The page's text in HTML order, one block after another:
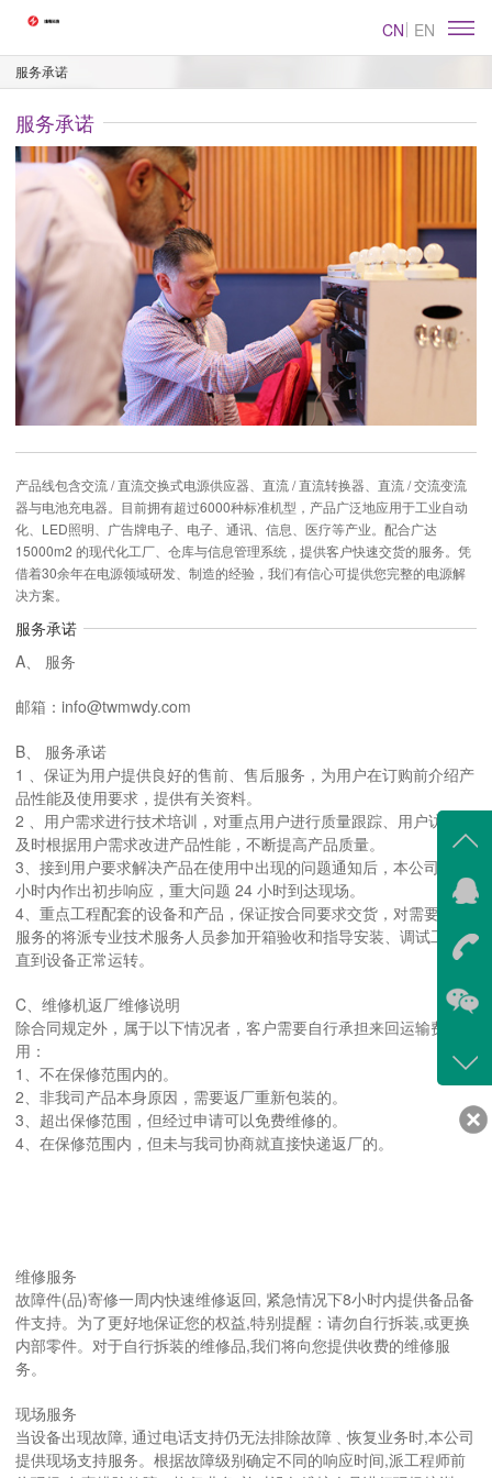
CN EN
服务承诺
服务承诺
产品线包含交流 / 直流交换式电源供应器、直流 / 直流转换器、直流 / 交流变流
器与电池充电器。目前拥有超过6000种标准机型，产品广泛地应用于工业自动
化、LED照明、广告牌电子、电子、通讯、信息、医疗等产业。配合广达
15000m2 的现代化工厂、仓库与信息管理系统，提供客户快速交货的服务。凭
借着30余年在电源领域研发、制造的经验，我们有信心可提供您完整的电源解
决方案。
服务承诺
A、 服务
邮箱：info@twmwdy.com
B、 服务承诺
1 、保证为用户提供良好的售前、售后服务，为用户在订购前介绍产
品性能及使用要求，提供有关资料。
2 、用户需求进行技术培训，对重点用户进行质量跟踪、用户访问，
及时根据用户需求改进产品性能，不断提高产品质量。
3、接到用户要求解决产品在使用中出现的问题通知后，本公司在 1
小时内作出初步响应，重大问题 24 小时到达现场。
4、重点工程配套的设备和产品，保证按合同要求交货，对需要技术
服务的将派专业技术服务人员参加开箱验收和指导安装、调试工作，
直到设备正常运转。
C、维修机返厂维修说明
除合同规定外，属于以下情况者，客户需要自行承担来回运输费
用：
1、不在保修范围内的。
2、非我司产品本身原因，需要返厂重新包装的。
3、超出保修范围，但经过申请可以免费维修的。
4、在保修范围内，但未与我司协商就直接快递返厂的。
维修服务
故障件(品)寄修一周内快速维修返回, 紧急情况下8小时内提供备品备
件支持。为了更好地保证您的权益,特别提醒：请勿自行拆装,或更换
内部零件。对于自行拆装的维修品,我们将向您提供收费的维修服
务。
现场服务
当设备出现故障, 通过电话支持仍无法排除故障﹑恢复业务时,本公司
提供现场支持服务。根据故障级别确定不同的响应时间,派工程师前
在线
我
客